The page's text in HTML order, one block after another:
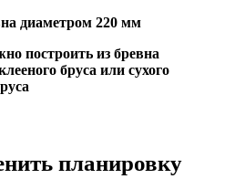
диаметром 220 мм
построить из бревна
бруса или сухого
планировку